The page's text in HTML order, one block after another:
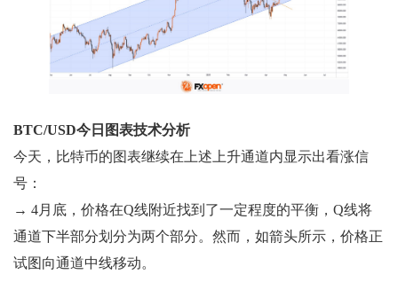
BTC/USD今日图表技术分析
今天，比特币的图表继续在上述上升通道内显示出看涨信
号：
→ 4月底，价格在Q线附近找到了一定程度的平衡，Q线将
通道下半部分划分为两个部分。然而，如箭头所示，价格正
试图向通道中线移动。